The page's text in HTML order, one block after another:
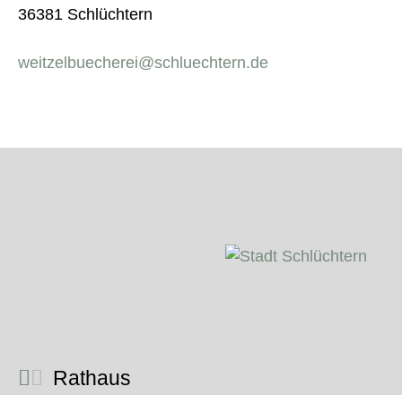
36381 Schlüchtern
weitzelbuecherei@schluechtern.de
Rathaus